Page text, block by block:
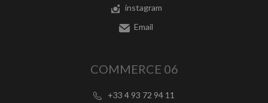
instagram
Email
COMMERCE 06
+33 4 93 72 94 11